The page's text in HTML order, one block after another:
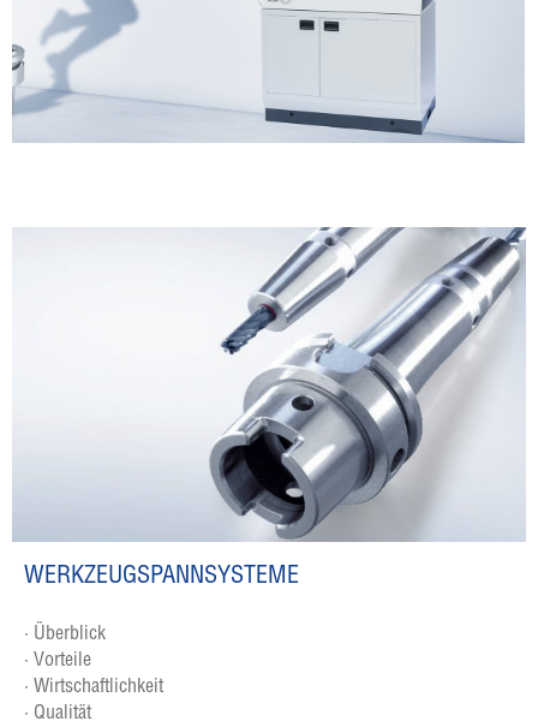
WERKZEUGSPANNSYSTEME
· Überblick
· Vorteile
· Wirtschaftlichkeit
· Qualität